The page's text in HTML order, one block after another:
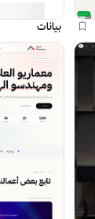
بيانات